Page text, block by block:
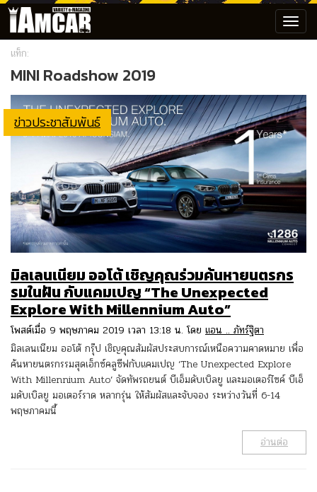
แท็ก:
MINI Roadshow 2019
ข่าวประชาสัมพันธ์
มิลเลนเนียม ออโต้ เชิญคุณร่วมค้นหายนตรกร
รมในฝัน กับแคมเปญ “The Unexpected
Explore With Millennium Auto”
โพสต์เมื่อ 9 พฤษภาคม 2019 เวลา 13:18 น. โดย แอน .. ภัทร์ฐิตา
มิลเลนเนียม ออโต้ กรุ๊ป เชิญคุณสัมผัสประสบการณ์เหนือความคาดหมาย เพื่อ
ค้นหายนตรกรรมสุดเอ็กซ์คลูซีฟกับแคมเปญ ‘The Unexpected Explore
With Millennium Auto’ จัดทัพรถยนต์ บีเอ็มดับเบิลยู และมอเตอร์ไซค์ บีเอ็
มดับเบิลยู มอเตอร์ราด หลากรุ่น ให้สัมผัสและจับจอง ระหว่างวันที่ 6-14
พฤษภาคมนี้
อ่านต่อ